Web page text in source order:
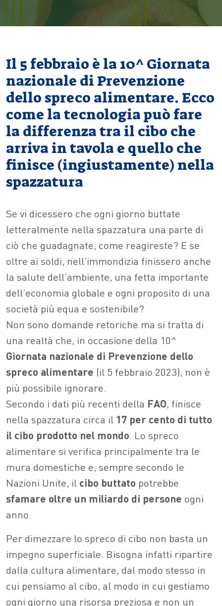
Il 5 febbraio è la 10^ Giornata
nazionale di Prevenzione
dello spreco alimentare. Ecco
come la tecnologia può fare
la differenza tra il cibo che
arriva in tavola e quello che
finisce (ingiustamente) nella
spazzatura
Se vi dicessero che ogni giorno buttate
letteralmente nella spazzatura una parte di
ciò che guadagnate, come reagireste? E se
oltre ai soldi, nell’immondizia finissero anche
la salute dell’ambiente, una fetta importante
dell’economia globale e ogni proposito di una
società più equa e sostenibile?
Non sono domande retoriche ma si tratta di
una realtà che, in occasione della 10^
Giornata nazionale di Prevenzione dello
spreco alimentare (il 5 febbraio 2023), non è
più possibile ignorare.
Secondo i dati più recenti della FAO, finisce
nella spazzatura circa il 17 per cento di tutto
il cibo prodotto nel mondo. Lo spreco
alimentare si verifica principalmente tra le
mura domestiche e, sempre secondo le
Nazioni Unite, il cibo buttato potrebbe
sfamare oltre un miliardo di persone ogni
anno.
Per dimezzare lo spreco di cibo non basta un
impegno superficiale. Bisogna infatti ripartire
dalla cultura alimentare, dal modo stesso in
cui pensiamo al cibo, al modo in cui gestiamo
ogni giorno una risorsa preziosa e non un